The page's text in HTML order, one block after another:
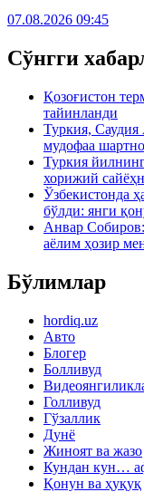
07.08.2026 09:45
Сўнгги
Қозоғистон
тайинланди
Туркия,
мудофаа
Туркия
хорижий
Ўзбекистонда
бўлди: янги
Анвар
аёлим ҳозир
Бўлимлар
hordiq.uz
Авто
Блогер
Болливуд
Голливуд
Гўзаллик
Дунё
Жиноят ва жазо
Кундан кун…
Қонун ва ҳуқуқ